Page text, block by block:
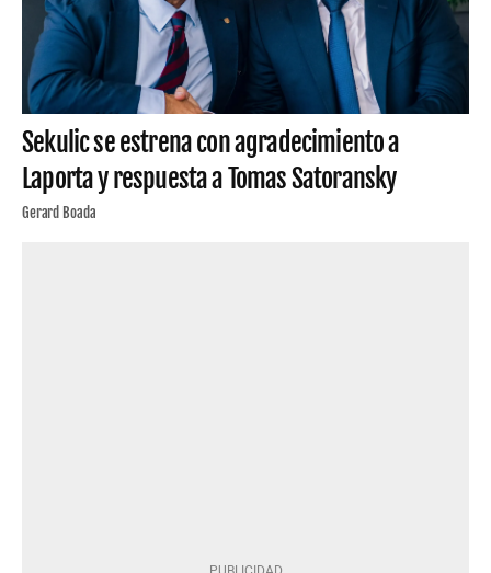
Sekulic se estrena con agradecimiento a
Laporta y respuesta a Tomas Satoransky
Gerard Boada